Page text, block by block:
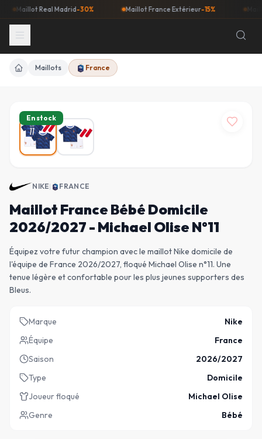
Real Madrid-30% Maillot France Extérieur-15% Maillot
Accueil
Maillots France
En stock
NIKE| FRANCE
Maillot France Bébé Domicile
2026/2027 - Michael Olise N°11
Équipez votre futur champion avec le maillot Nike domicile de
l'équipe de France 2026/2027, floqué Michael Olise n°11. Une
tenue légère et confortable pour les plus jeunes supporters des
Bleus.
Marque
Nike
Équipe
France
Saison
2026/2027
Type
Domicile
Joueur floqué
Michael Olise
Genre
Bébé